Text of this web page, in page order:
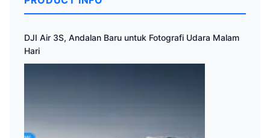
DJI Air 3S, Andalan Baru untuk Fotografi Udara Malam
Hari